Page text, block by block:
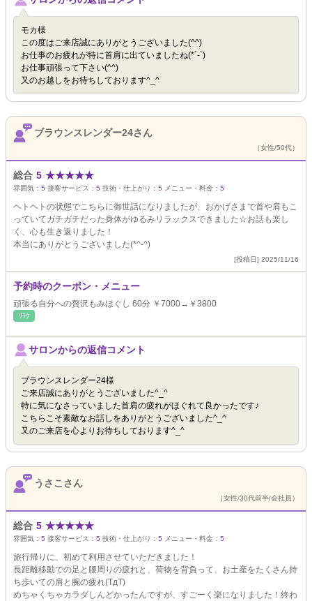
モカ様
この度はご来店誠にありがとうございました(^^)
お仕事のお疲れが特に首肩に出ていましたね(*´-`)
お仕事頑張って下さい(^^)
又のお越しをお待ちしております^_^
ブラウンスレンダー24さん
（女性/50代）
総合 5 ★★★★★
雰囲気： 5 接客サービス： 5 技術・仕上がり： 5 メニュー・料金： 5
ヘトヘトの状態でこちらに御世話になりましたが、おかげさまで首や肩もこ
っていてガチガチだった身体がゆるみリラックスできました☆お話も楽し
く、心も生き返りました！
本当にありがとうございました(*^-^)
[投稿日] 2025/11/16
予約時のクーポン・メニュー
頑張る自分への贅沢もみほぐし 60分 ￥7000→￥3800
ﾘﾗｸ
サロンからの返信コメント
ブラウンスレンダー24様
ご来店誠にありがとうございました^_^
特に気になさっていました首肩の疲れがほぐれて良かったです♪
こちらこそ素敵なお話しをありがとうございました^_^
又のご来店を心よりお待ちしております^_^
うさこさん
（女性/30代前半/会社員）
総合 5 ★★★★★
雰囲気： 5 接客サービス： 5 技術・仕上がり： 5 メニュー・料金： 5
旅行帰りに、初めて利用させていただきました！
長距離移動での足と腰周りの疲れと、荷物を背負って、お土産をたくさん持
ち歩いての肩と腕の疲れ(TдT)
めちゃくちゃカラダしんどかったんですが、すごーく楽になりました！終わ